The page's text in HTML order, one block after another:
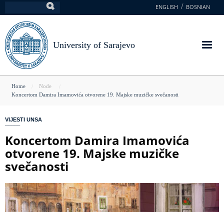
to
main
content
ENGLISH BOSNIAN
University of Sarajevo
You
here
Home
Node
Koncertom Damira Imamovića otvorene 19. Majske muzičke svečanosti
VIJESTI UNSA
Koncertom Damira Imamovića
otvorene 19. Majske muzičke
svečanosti